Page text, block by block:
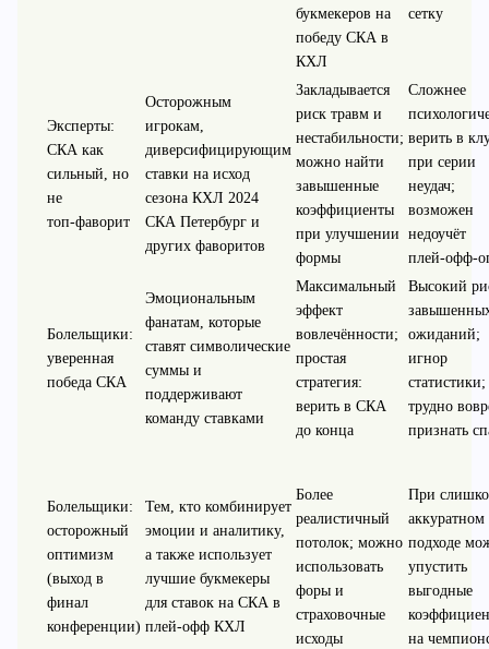
букмекеров на
победу СКА в
КХЛ
сетку
Эксперты:
СКА как
сильный, но
не
топ‑фаворит
Осторожным
игрокам,
диверсифицирующим
ставки на исход
сезона КХЛ 2024
СКА Петербург и
других фаворитов
Закладывается
риск травм и
нестабильности;
можно найти
завышенные
коэффициенты
при улучшении
формы
Сложнее
верить в
при серии
неудач;
возможен
недоучёт
Болельщики:
уверенная
победа СКА
Эмоциональным
фанатам, которые
ставят символические
суммы и
поддерживают
команду ставками
Максимальный
эффект
вовлечённости;
простая
стратегия:
верить в СКА
до конца
Высокий
ожиданий;
игнор
статистики;
трудно
признать
Болельщики:
осторожный
оптимизм
(выход в
финал
конференции)
Тем, кто комбинирует
эмоции и аналитику,
а также использует
лучшие букмекеры
для ставок на СКА в
плей-офф КХЛ
Более
реалистичный
потолок; можно
использовать
форы и
страховочные
исходы
При
аккуратном
подходе
упустить
выгодные
на